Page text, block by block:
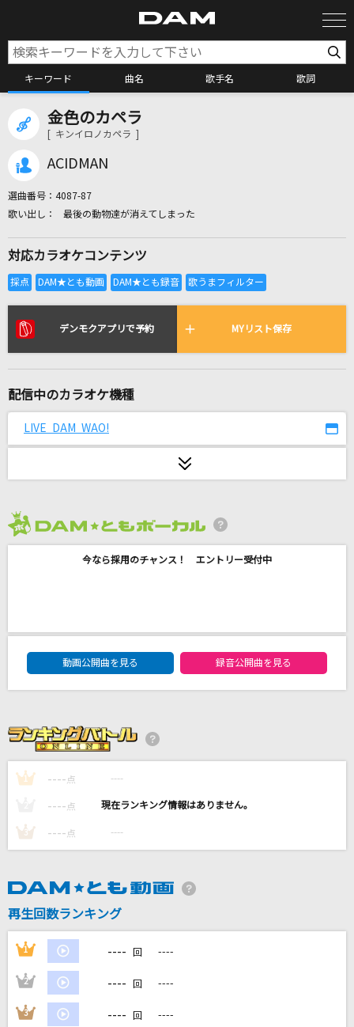
キーワード 曲名 歌手名 歌詞
カラオケ検索
全国りれき
リアルタイムで歌われている曲の一覧
TONIGHT-restart from this night-[Full Spec
Edition]
シグナル
中森明菜
想像以上
[良音]三日月
[生音]Like A Virgin [ライク・ア・ヴァージン]
青春病
藤井 風
DAMの新曲・ランキングなど
金色のカペラ
[ キンイロノカペラ ]
ACIDMAN
選曲番号： 4087-87
最後の動物達が消えてしまった
対応カラオケコンテンツ
デンモクアプリで予約 MYリスト保存
配信中のカラオケ機種
LIVE DAM WAO!
今なら採用のチャンス！ エントリー受付中
DAM★ともボーカルエントリーランキング
動画公開曲を見る
録音公開曲を見る
1 ---- 点 ----
---- 点 ----
3 ---- 点 ----
再生回数ランキング
1 ---- 回 ----
2 ---- 回 ----
3 ---- 回 ----